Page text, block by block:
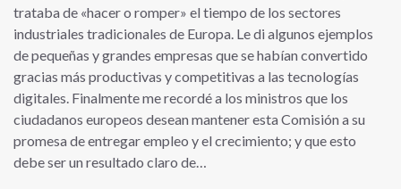
trataba de «hacer o romper» el tiempo de los sectores
industriales tradicionales de Europa. Le di algunos ejemplos
de pequeñas y grandes empresas que se habían convertido
gracias más productivas y competitivas a las tecnologías
digitales. Finalmente me recordé a los ministros que los
ciudadanos europeos desean mantener esta Comisión a su
promesa de entregar empleo y el crecimiento; y que esto
debe ser un resultado claro de…